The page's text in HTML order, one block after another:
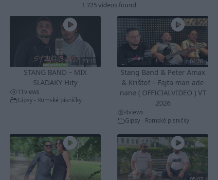
1 725 videos found
23:15
STANG BAND – MIX
SLADAKY Hity
11views
Gipsy - Romské písničky
04:26
Stang Band & Peter Amax
& Krištof – Fajta man ade
nane ( OFFICIALVIDEO ) VT
2026
4views
Gipsy - Romské písničky